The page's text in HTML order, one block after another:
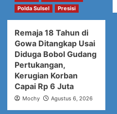
Polda Sulsel
Presisi
Remaja 18 Tahun di
Gowa Ditangkap Usai
Diduga Bobol Gudang
Pertukangan,
Kerugian Korban
Capai Rp 6 Juta
Mochy Agustus 6, 2026